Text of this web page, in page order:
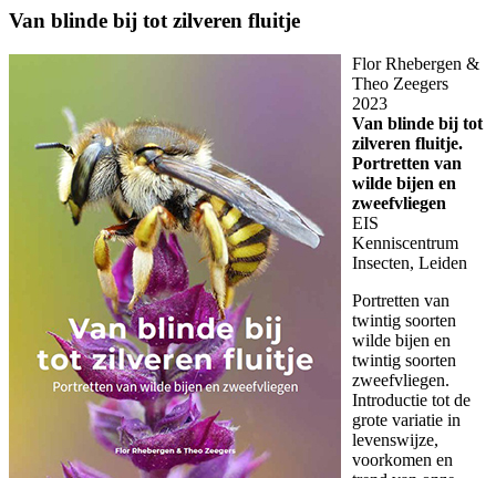
Van blinde bij tot zilveren fluitje
Flor Rhebergen &
Theo Zeegers
2023
Van blinde bij tot
zilveren fluitje.
Portretten van
wilde bijen en
zweefvliegen
EIS
Kenniscentrum
Insecten, Leiden
Portretten van
twintig soorten
wilde bijen en
twintig soorten
zweefvliegen.
Introductie tot de
grote variatie in
levenswijze,
voorkomen en